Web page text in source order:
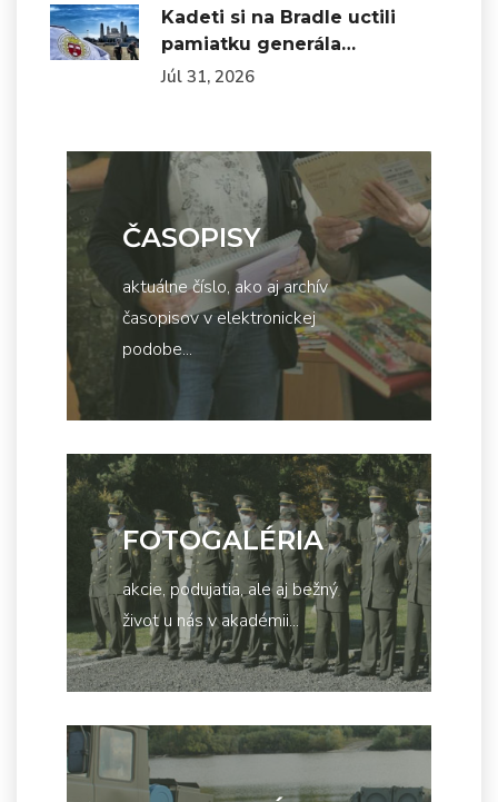
Kadeti si na Bradle uctili
pamiatku generála…
Júl 31, 2026
ČASOPISY
aktuálne číslo, ako aj archív
časopisov v elektronickej
podobe...
FOTOGALÉRIA
akcie, podujatia, ale aj bežný
život u nás v akadémii...